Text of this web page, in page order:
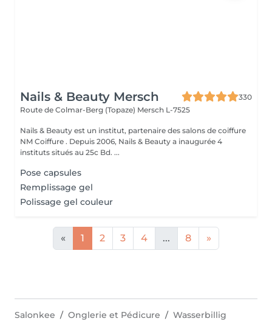
Nails & Beauty Mersch
330
Route de Colmar-Berg (Topaze) Mersch L-7525
Nails & Beauty est un institut, partenaire des salons de coiffure
NM Coiffure . Depuis 2006, Nails & Beauty a inaugurée 4
instituts situés au 25c Bd. ...
Pose capsules
Remplissage gel
Polissage gel couleur
« 1 2 3 4 ... 8 »
Salonkee Onglerie et Pédicure
Wasserbillig